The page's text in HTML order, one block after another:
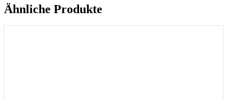
Ähnliche Produkte